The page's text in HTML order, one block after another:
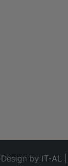
by IT-AL